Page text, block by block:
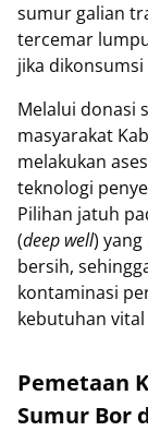
sumur galian
tercemar
jika dikonsumsi
Melalui donasi
masyarakat
melakukan
teknologi
Pilihan jatuh
(deep well)
bersih,
kontaminasi
kebutuhan
Pemetaan
Sumur Bor